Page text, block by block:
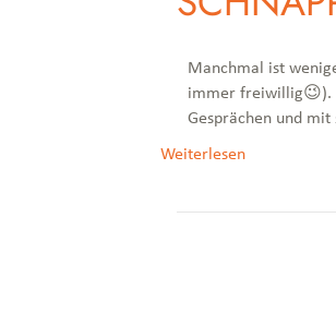
Manchmal ist
immer freiwillig😉).
Gesprächen und
Weiterlesen